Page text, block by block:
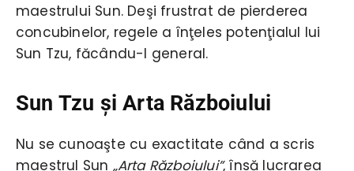
maestrului Sun. Deşi frustrat de pierderea
concubinelor, regele a înţeles potenţialul lui
Sun Tzu, făcându-l general.
Sun Tzu şi Arta Războiului
Nu se cunoaşte cu exactitate când a scris
maestrul Sun „Arta Războiului”, însă lucrarea